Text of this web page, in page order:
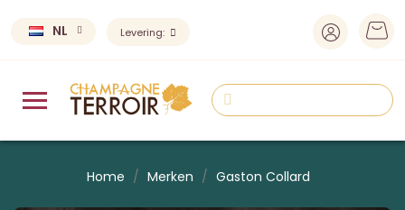
NL Levering:
Home Merken Gaston Collard